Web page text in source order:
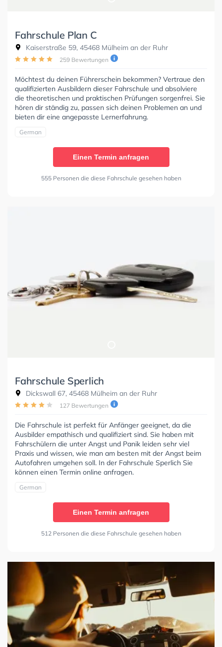
Fahrschule Plan C
Kaiserstraße 59, 45468 Mülheim an der Ruhr
259 Bewertungen
Möchtest du deinen Führerschein bekommen? Vertraue den
qualifizierten Ausbildern dieser Fahrschule und absolviere
die theoretischen und praktischen Prüfungen sorgenfrei. Sie
hören dir ständig zu, passen sich deinen Problemen an und
bieten dir eine angepasste Lernerfahrung.
German
Einen Termin anfragen
555 Personen die diese Fahrschule gesehen haben
Fahrschule Sperlich
Dickswall 67, 45468 Mülheim an der Ruhr
127 Bewertungen
Die Fahrschule ist perfekt für Anfänger geeignet, da die
Ausbilder empathisch und qualifiziert sind. Sie haben mit
Fahrschülern die unter Angst und Panik leiden sehr viel
Praxis und wissen, wie man am besten mit der Angst beim
Autofahren umgehen soll. In der Fahrschule Sperlich Sie
können einen Termin online anfragen.
German
Einen Termin anfragen
512 Personen die diese Fahrschule gesehen haben